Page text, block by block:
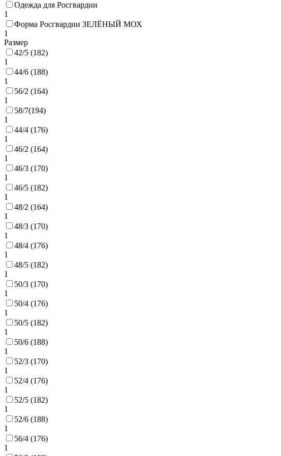
Одежда для Росгвардии
1
Форма Росгвардии ЗЕЛЁНЫЙ МОХ
1
Размер
42/5 (182)
1
44/6 (188)
1
56/2 (164)
1
58/7(194)
1
44/4 (176)
1
46/2 (164)
1
46/3 (170)
1
46/5 (182)
1
48/2 (164)
1
48/3 (170)
1
48/4 (176)
1
48/5 (182)
1
50/3 (170)
1
50/4 (176)
1
50/5 (182)
1
50/6 (188)
1
52/3 (170)
1
52/4 (176)
1
52/5 (182)
1
52/6 (188)
1
56/4 (176)
1